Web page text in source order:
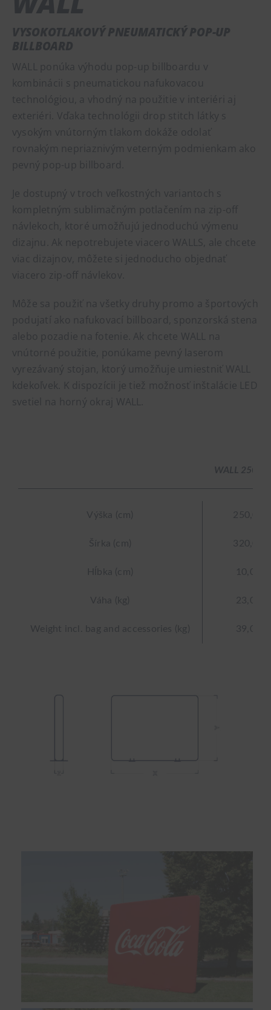
VYSOKOTLAKOVÝ PNEUMATICKÝ POP-UP
BILLBOARD
WALL ponúka výhodu pop-up billboardu v
kombinácii s pneumatickou nafukovacou
technológiou, a vhodný na použitie v interiéri aj
exteriéri. Vďaka technológii drop stitch látky s
vysokým vnútorným tlakom dokáže odolať
rovnakým nepriaznivým veterným podmienkam ako
pevný pop-up billboard.
Je dostupný v troch veľkostných variantoch s
kompletným sublimačným potlačením na zip-off
návlekoch, ktoré umožňujú jednoduchú výmenu
dizajnu. Ak nepotrebujete viacero WALLS, ale chcete
viac dizajnov, môžete si jednoducho objednať
viacero zip-off návlekov.
Môže sa použiť na všetky druhy promo a športových
podujatí ako nafukovací billboard, sponzorská stena
alebo pozadie na fotenie. Ak chcete WALL na
vnútorné použitie, ponúkame pevný laserom
vyrezávaný stojan, ktorý umožňuje umiestniť WALL
kdekoľvek. K dispozícii je tiež možnosť inštalácie LED
svetiel na horný okraj WALL.
WALL 250-
Výška (cm) 250,0
Šírka (cm) 320,0
Hĺbka (cm) 10,0
Váha (kg) 23,0
Weight incl. bag and accessories (kg) 39,0